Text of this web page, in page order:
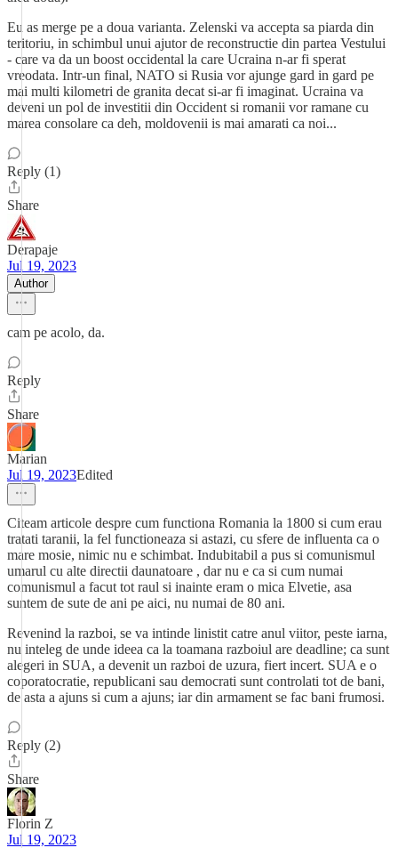
Eu as merge pe a doua varianta. Zelenski va accepta sa piarda din
teritoriu, in schimbul unui ajutor de reconstructie din partea Vestului
- care va da un boost occidental la care Ucraina n-ar fi sperat
vreodata. Intr-un final, NATO si Rusia vor ajunge gard in gard pe
mai multi kilometri de granita decat si-ar fi imaginat. Ucraina va
deveni un pol de investitii din Occident si romanii vor ramane cu
marea consolare ca deh, moldovenii is mai amarati ca noi...
Reply (1)
Share
Derapaje
Jul 19, 2023
Author
cam pe acolo, da.
Reply
Share
Marian
Jul 19, 2023Edited
Citeam articole despre cum functiona Romania la 1800 si cum erau
tratati taranii, la fel functioneaza si astazi, cu sfere de influenta ca o
mare mosie, nimic nu e schimbat. Indubitabil a pus si comunismul
umarul cu alte directii daunatoare , dar nu e ca si cum numai
comunismul a facut tot raul si inainte eram o mica Elvetie, asa
suntem de sute de ani pe aici, nu numai de 80 ani.
Revenind la razboi, se va intinde linistit catre anul viitor, peste iarna,
nu inteleg de unde ideea ca la toamana razboiul are deadline; ca sunt
alegeri in SUA, a devenit un razboi de uzura, fiert incert. SUA e o
coporatocratie, republicani sau democrati sunt controlati tot de bani,
de asta a ajuns si cum a ajuns; iar din armament se fac bani frumosi.
Reply (2)
Share
Florin Z
Jul 19, 2023